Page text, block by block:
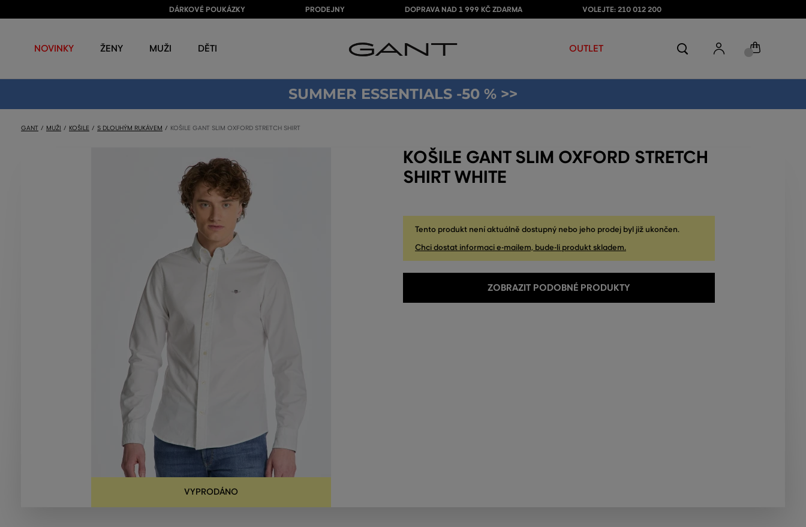
DÁRKOVÉ POUKÁZKY PRODEJNY DOPRAVA NAD 1 999 KČ ZDARMA VOLEJTE: 210 012 200
NOVINKY ŽENY MUŽI DĚTI OUTLET
SUMMER ESSENTIALS -50 % >>
GANT MUŽI KOŠILE S DLOUHÝM RUKÁVEM KOŠILE GANT SLIM OXFORD STRETCH SHIRT
VYPRODÁNO
KOŠILE GANT SLIM OXFORD STRETCH
SHIRT WHITE
Tento produkt není aktuálně dostupný nebo jeho prodej byl již ukončen.
Chci dostat informaci e-mailem, bude-li produkt skladem.
ZOBRAZIT PODOBNÉ PRODUKTY